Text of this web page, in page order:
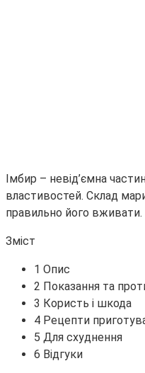
Імбир – невід’ємна
властивостей. Склад
правильно його вживати.
Зміст
1 Опис
2 Показання та
3 Користь і шкода
4 Рецепти
5 Для схуднення
6 Відгуки